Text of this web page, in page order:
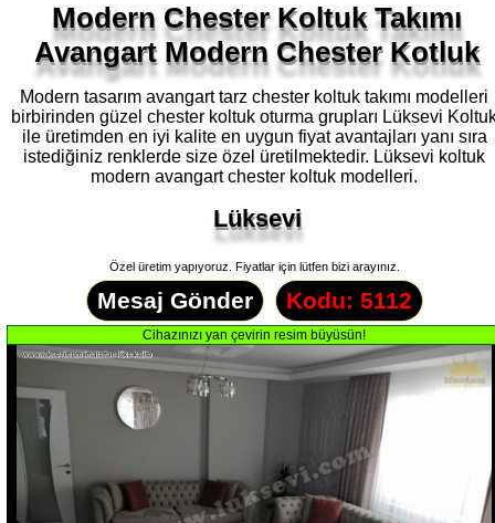
Modern Chester Koltuk Takımı
Avangart Modern Chester Kotluk
Modern tasarım avangart tarz chester koltuk takımı modelleri
birbirinden güzel chester koltuk oturma grupları Lüksevi
ile üretimden en iyi kalite en uygun fiyat avantajları yanı sıra
istediğiniz renklerde size özel üretilmektedir. Lüksevi koltuk
modern avangart chester koltuk modelleri.
Lüksevi
Özel üretim yapıyoruz. Fiyatlar için lütfen bizi arayınız.
Mesaj Gönder Kodu: 5112